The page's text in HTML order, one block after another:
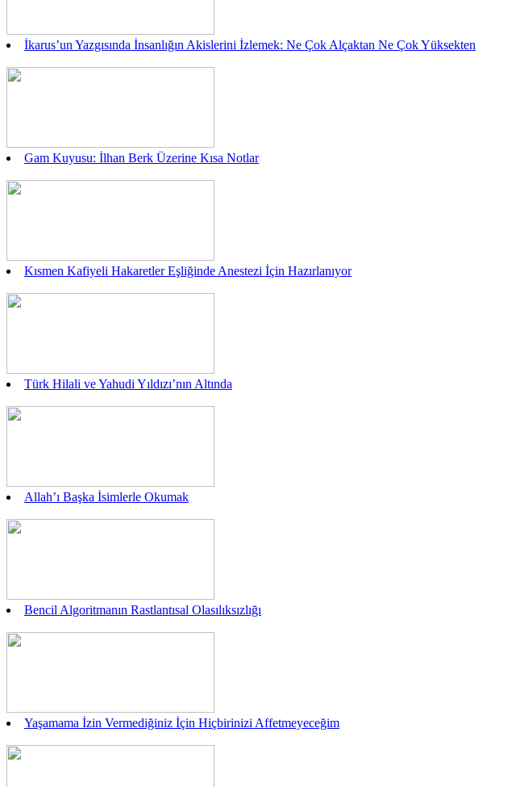
İkarus’un Yazgısında İnsanlığın Akislerini İzlemek: Ne Çok Alçaktan Ne Çok Yüksekten
Gam Kuyusu: İlhan Berk Üzerine Kısa Notlar
Kısmen Kafiyeli Hakaretler Eşliğinde Anestezi İçin Hazırlanıyor
Türk Hilali ve Yahudi Yıldızı’nın Altında
Allah’ı Başka İsimlerle Okumak
Bencil Algoritmanın Rastlantısal Olasılıksızlığı
Yaşamama İzin Vermediğiniz İçin Hiçbirinizi Affetmeyeceğim